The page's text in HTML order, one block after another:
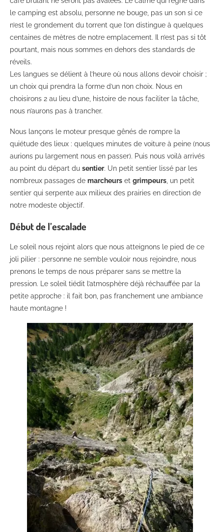
le camping est absolu, personne ne bouge, pas un son si ce
n’est le grondement du torrent que l’on distingue à quelques
centaines de mètres de notre emplacement. Il n’est pas si tôt
pourtant, mais nous sommes en dehors des standards de
réveils.
Les langues se délient à l’heure où nous allons devoir choisir ;
un choix qui prendra la forme d’un non choix. Nous en
choisirons 2 au lieu d’une, histoire de nous faciliter la tâche,
nous n’aurons pas à trancher.
Nous lançons le moteur presque gênés de rompre la
quiétude des lieux : quelques minutes de voiture à peine (nous
aurions pu largement nous en passer). Puis nous voilà arrivés
au point du départ du sentier. Un petit sentier lissé par les
nombreux passages de marcheurs et grimpeurs, un petit
sentier qui serpente aux milieux des prairies en direction de
notre modeste objectif.
Début de l’escalade
Le soleil nous rejoint alors que nous atteignons le pied de ce
joli pilier : personne ne semble vouloir nous rejoindre, nous
prenons le temps de nous préparer sans se mettre la
pression. Le soleil tiédit l’atmosphère déjà réchauffée par la
petite approche : il fait bon, pas franchement une ambiance
haute montagne !